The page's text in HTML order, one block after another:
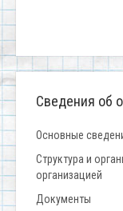
Сведения об
Основные
Структура и
организацией
Документы